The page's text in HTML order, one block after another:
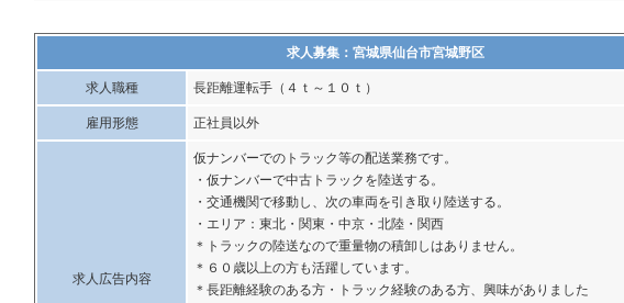
求人募集：宮城県仙台市宮城野区
求人職種 長距離運転手（４ｔ～１０ｔ）
雇用形態 正社員以外
求人広告内容
仮ナンバーでのトラック等の配送業務です。
・仮ナンバーで中古トラックを陸送する。
・交通機関で移動し、次の車両を引き取り陸送する。
・エリア：東北・関東・中京・北陸・関西
＊トラックの陸送なので重量物の積卸しはありません。
＊６０歳以上の方も活躍しています。
＊長距離経験のある方・トラック経験のある方、興味がありました